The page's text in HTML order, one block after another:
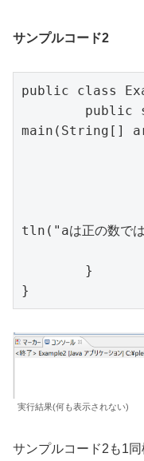
サンプルコード2
public class
main(String[]
tln("aは正の数で
}
実行結果(何も表示されない)
サンプルコード2も1